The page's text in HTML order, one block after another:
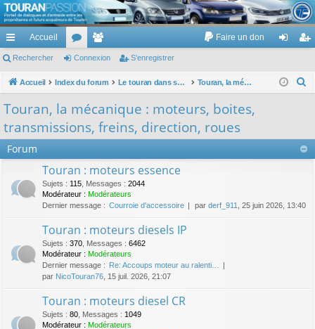
TouranPassion
Le forum des propriétaires ou futurs acquéreurs du Volkswagen Touran
cc
ès
pi
Accueil
or
u
e
m
es
Faire un don
ne nr
Rechercher Connexion S’enregistrer
Accueil Index du forum Le touran dans ses versions I (V1 V2 V3) et II ... Touran, la mécanique : moteurs, boites, transmissions, freins, direction, roues
r
Touran, la mécanique : moteurs, boites,
transmissions, freins, direction, roues
Forum
Touran : moteurs essence
Sujets : 115 Messages : 2044
Modérateur : Modérateurs
Dernier message : Courroie d'accessoire par derf_911 , 25 juin 2026, 13:40
Touran : moteurs diesels IP
Sujets : 370 Messages : 6462
Modérateur : Modérateurs
Dernier message : Re: Accoups moteur au ralenti…
par NicoTouran76 , 15 juil. 2026, 21:07
Touran : moteurs diesel CR
Sujets : 80 Messages : 1049
Modérateur : Modérateurs